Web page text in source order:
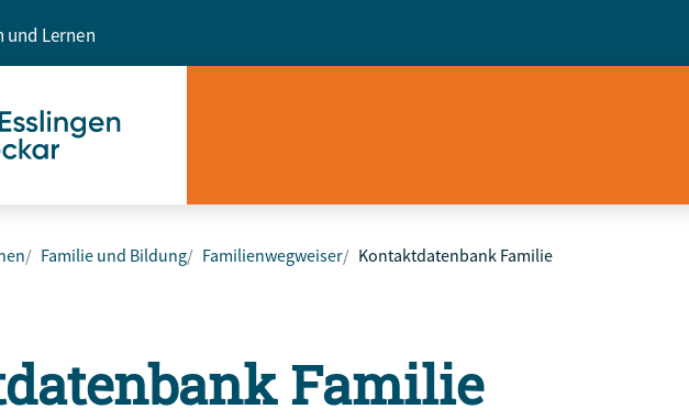
und Lernen
Familie und Bildung Familienwegweiser Kontaktdatenbank Familie
Familie